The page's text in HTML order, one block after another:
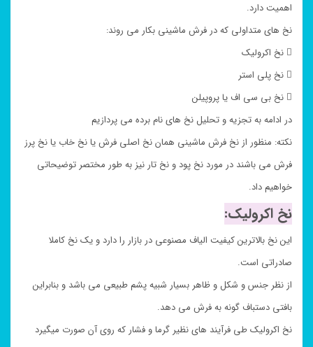
اهمیت دارد.
نخ های متداولی که در فرش ماشینی بکار می روند:
 نخ اکرولیک
 نخ پلی استر
 نخ بی سی اف یا پروپیلن
در ادامه به تجزیه و تحلیل نخ های نام برده می پردازیم
نکته: منظور از نخ فرش ماشینی همان نخ اصلی فرش یا نخ خاب یا نخ پرز
فرش می باشند در مورد نخ پود و نخ تار نیز به طور مختصر توضیحاتی
خواهیم داد.
نخ اکرولیک:
این نخ بالاترین کیفیت الیاف مصنوعی در بازار را دارد و یک نخ کاملا
صادراتی است.
از نظر جنس و شکل و ظاهر بسیار شبیه پشم طبیعی می باشد و بنابراین
بافتی دستباف گونه به فرش می دهد.
نخ اکرولیک طی فرآیند های نظیر گرما و فشار که روی آن صورت میگیرد